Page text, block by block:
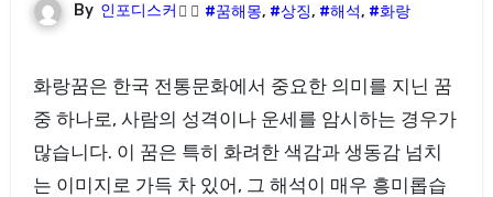
By 인포디스커 #꿈해몽, #상징, #해석, #화랑
화랑꿈은 한국 전통문화에서 중요한 의미를 지닌 꿈
중 하나로, 사람의 성격이나 운세를 암시하는 경우가
많습니다. 이 꿈은 특히 화려한 색감과 생동감 넘치
는 이미지로 가득 차 있어, 그 해석이 매우 흥미롭습